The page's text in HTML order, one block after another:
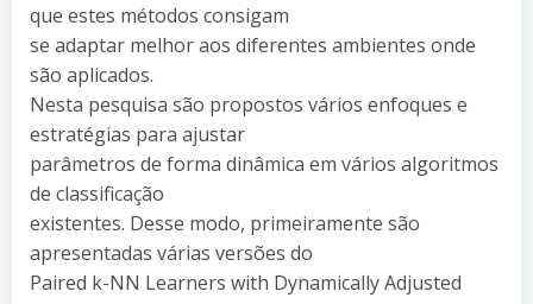
que estes métodos consigam
se adaptar melhor aos diferentes ambientes onde
são aplicados.
Nesta pesquisa são propostos vários enfoques e
estratégias para ajustar
parâmetros de forma dinâmica em vários algoritmos
de classificação
existentes. Desse modo, primeiramente são
apresentadas várias versões do
Paired k-NN Learners with Dynamically Adjusted